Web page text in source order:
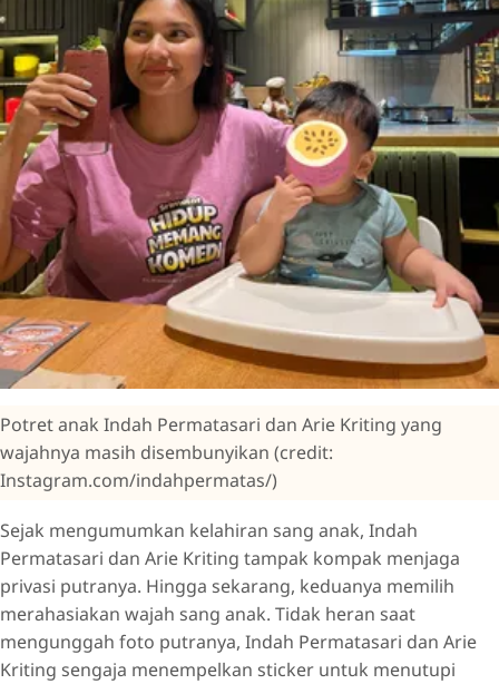
Potret anak Indah Permatasari dan Arie Kriting yang
wajahnya masih disembunyikan (credit:
Instagram.com/indahpermatas/)
Sejak mengumumkan kelahiran sang anak, Indah
Permatasari dan Arie Kriting tampak kompak menjaga
privasi putranya. Hingga sekarang, keduanya memilih
merahasiakan wajah sang anak. Tidak heran saat
mengunggah foto putranya, Indah Permatasari dan Arie
Kriting sengaja menempelkan sticker untuk menutupi